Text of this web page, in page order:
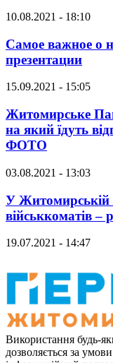
10.08.2021 - 18:10
Самое важное о
презентации
15.09.2021 - 15:05
Житомирське
на який їдуть
ФОТО
03.08.2021 - 13:03
У Житомирській
військкоматів –
19.07.2021 - 14:47
Використання будь-
дозволяється за